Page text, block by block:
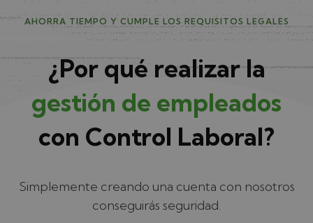
AHORRA TIEMPO Y CUMPLE LOS REQUISITOS LEGALES
¿Por qué realizar la
gestión de empleados
con Control Laboral?
Simplemente creando una cuenta con nosotros
conseguirás seguridad.